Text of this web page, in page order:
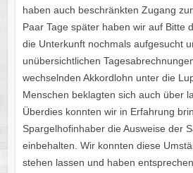
haben auch beschränkten Zugang
Paar Tage später haben wir auf Bitte
die Unterkunft nochmals aufgesucht
unübersichtlichen
wechselnden Akkordlohn unter die
Menschen beklagten sich auch über
Überdies konnten wir in Erfahrung
Spargelhofinhaber die Ausweise der
einbehalten. Wir konnten diese
stehen lassen und haben